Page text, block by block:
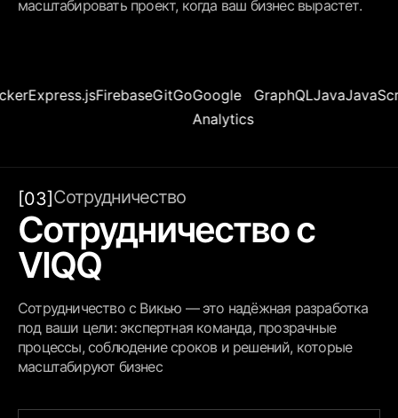
масштабировать проект, когда ваш бизнес вырастет.
FirebaseGitGoGoogle
Analytics
GraphQLJavaJavaScript
[03]Сотрудничество
Сотрудничество с
VIQQ
Сотрудничество с Викью — это надёжная разработка
под ваши цели: экспертная команда, прозрачные
процессы, соблюдение сроков и решений, которые
масштабируют бизнес